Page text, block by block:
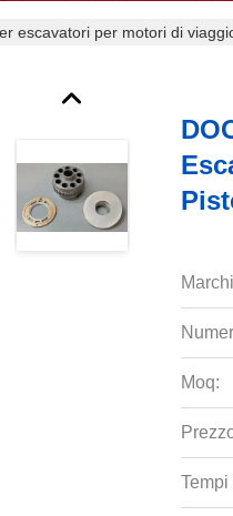
escavatori per motori di
Moq: